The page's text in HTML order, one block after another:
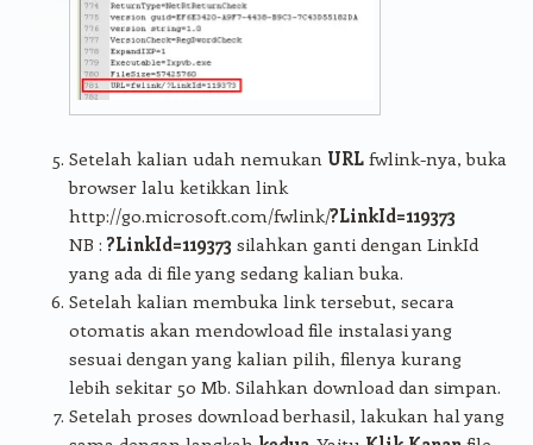
Setelah kalian udah nemukan URLfwlink-nya, buka
browser lalu ketikkan link
http://go.microsoft.com/fwlink/?LinkId=119373
NB : ?LinkId=119373 silahkan ganti dengan LinkId
yang ada di file yang sedang kalian buka.
Setelah kalian membuka link tersebut, secara
otomatis akan mendowload file instalasi yang
sesuai dengan yang kalian pilih, filenya kurang
lebih sekitar 50 Mb. Silahkan download dan simpan.
Setelah proses download berhasil, lakukan hal yang